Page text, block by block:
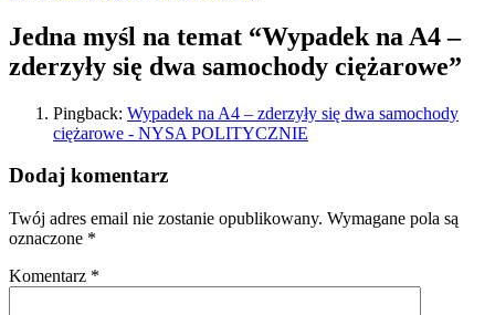
Jedna myśl na temat “Wypadek na A4 –
zderzyły się dwa samochody ciężarowe”
Pingback: Wypadek na A4 – zderzyły się dwa samochody
ciężarowe - NYSA POLITYCZNIE
Dodaj komentarz
Twój adres email nie zostanie opublikowany. Wymagane pola są
oznaczone *
Komentarz *